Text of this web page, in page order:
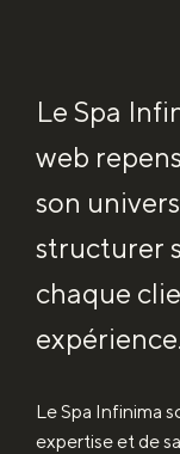
Le Spa
web
son
structurer
chaque
expérience.
Le Spa Infinima
expertise et de